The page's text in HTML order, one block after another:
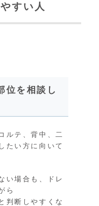
すい人
位を相談し
ルテ、背中、二
たい方に向いて
い場合も、ドレ
ら
判断しやすくな